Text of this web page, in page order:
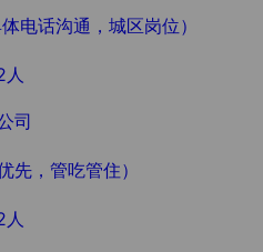
电话沟通，城区岗位）
人
司
先，管吃管住）
人